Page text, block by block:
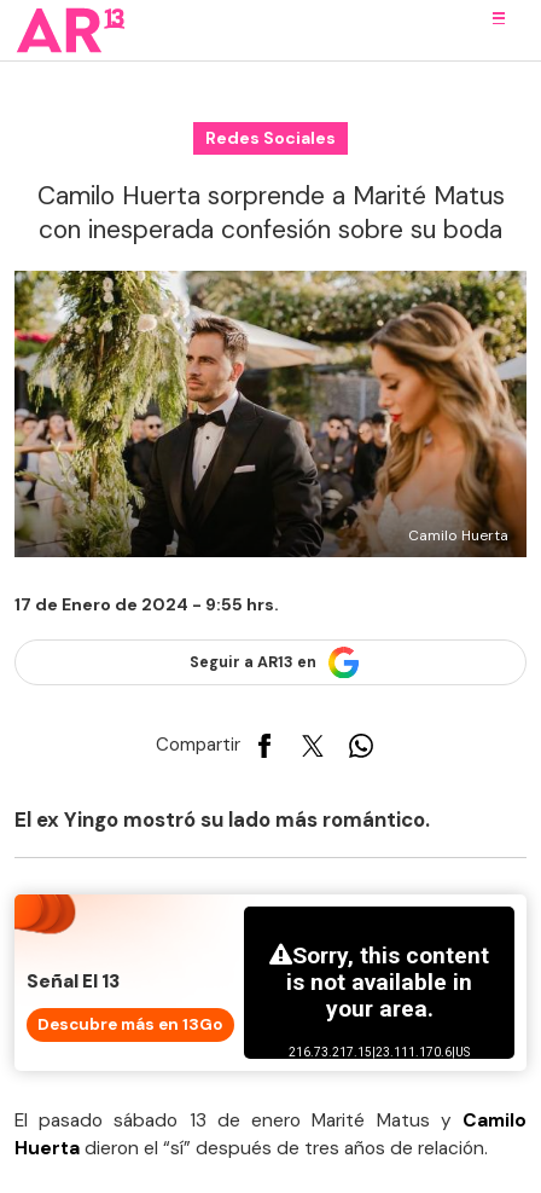
Redes Sociales
Camilo Huerta sorprende a Marité Matus
con inesperada confesión sobre su boda
Camilo Huerta
17 de Enero de 2024 - 9:55 hrs.
Seguir a AR13 en
Compartir
El ex Yingo mostró su lado más romántico.
Señal El 13
Descubre más en 13Go
El pasado sábado 13 de enero Marité Matus y Camilo
Huerta dieron el “sí” después de tres años de relación.